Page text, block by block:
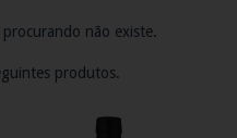
procurando não existe.
produtos.